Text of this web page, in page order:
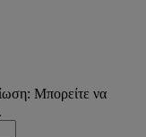
Μπορείτε να